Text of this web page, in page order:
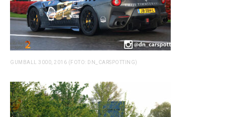
GUMBALL 3000, 2016 (FOTO: DN_CARSPOTTING)